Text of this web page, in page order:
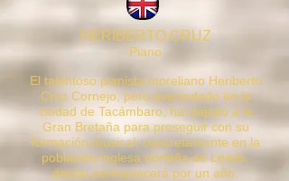
HERIBERTO CRUZ
Piano
El talentoso pianista moreliano Heriberto
Cruz Cornejo, pero avecindado en la
ciudad de Tacámbaro, ha viajado a la
Gran Bretaña para proseguir con su
formación musical, concretamente en la
población inglesa norteña de Leeds,
donde permanecerá por un año.